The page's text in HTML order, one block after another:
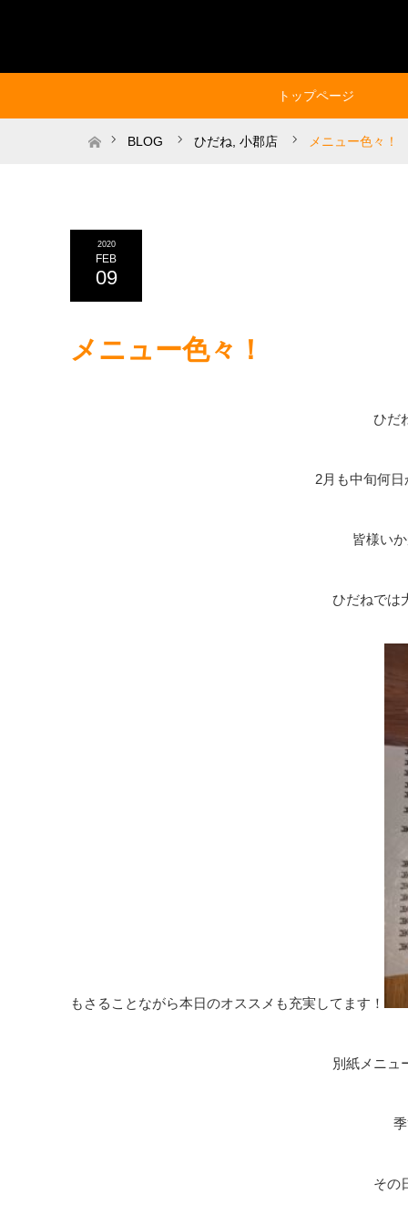
トップページ
ホームBLOG ひだね 小郡店 メニュー色々！
2020
FEB
09
メニュー色々！
ひだ
2月も中旬何
皆様い
ひだねでは
もさることながら本日のオススメも充実してます！
別紙メニュ
その